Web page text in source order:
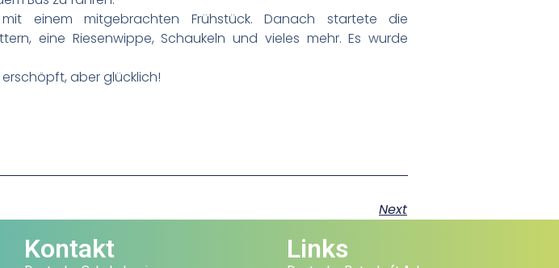
einem mitgebrachten Frühstück. Danach startete die
eine Riesenwippe, Schaukeln und vieles mehr. Es wurde
aber glücklich!
Next
Kontakt Links